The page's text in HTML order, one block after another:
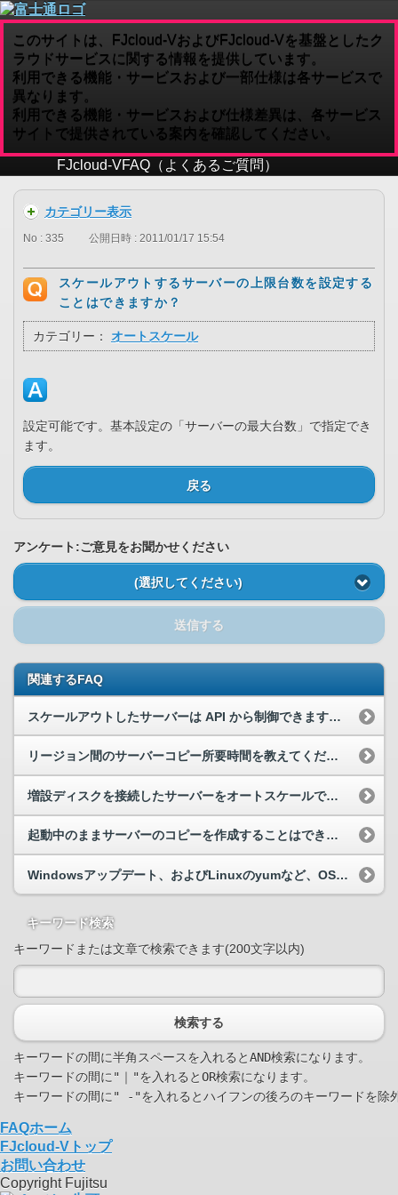
このサイトは、FJcloud-VおよびFJcloud-Vを基盤としたク
ラウドサービスに関する情報を提供しています。
利用できる機能・サービスおよび一部仕様は各サービスで
異なります。
利用できる機能・サービスおよび仕様差異は、各サービス
サイトで提供されている案内を確認してください。
FJcloud-VFAQ（よくあるご質問）
カテゴリー表示
No : 335 公開日時 : 2011/01/17 15:54
スケールアウトするサーバーの上限台数を設定する
ことはできますか？
カテゴリー： オートスケール
設定可能です。基本設定の「サーバーの最大台数」で指定でき
ます。
戻る
アンケート:ご意見をお聞かせください
(選択してください)
送信する
関連するFAQ
スケールアウトしたサーバーは API から制御できますか？
リージョン間のサーバーコピー所要時間を教えてください。
増設ディスクを接続したサーバーをオートスケールでスケールアウトすることは可能ですか？
起動中のままサーバーのコピーを作成することはできますか？
Windowsアップデート、およびLinuxのyumなど、OSのパッチ適用はFJcloud-Vがおこないますか？
キーワード検索
キーワードまたは文章で検索できます(200文字以内)
検索する
キーワードの間に半角スペースを入れるとAND検索になります。
キーワードの間に"｜"を入れるとOR検索になります。
FAQホーム
FJcloud-Vトップ
お問い合わせ
Copyright Fujitsu